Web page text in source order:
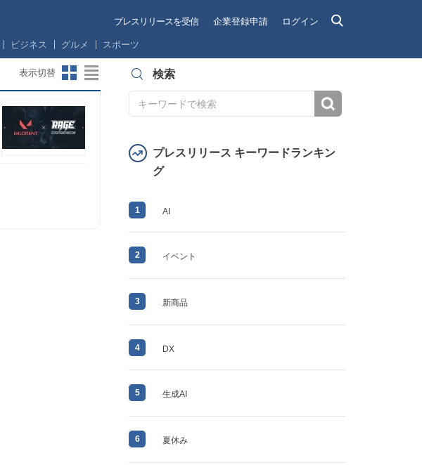
プレスリリースを受信 企業登録申請 ログイン
ビジネス グルメ スポーツ
表示切替 検索
プレスリリース キーワードランキン
グ
1 AI
2 イベント
3 新商品
4 DX
5 生成AI
6 夏休み